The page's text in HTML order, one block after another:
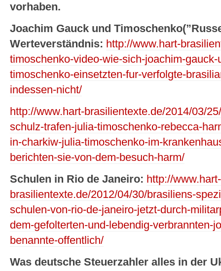
vorhaben.
Joachim Gauck und
Werteverständnis: http://www.hart-
timoschenko-video-wie-sich-joachim-
timoschenko-einsetzten-fur-verfolgte-
indessen-nicht/
http://www.hart-brasilientexte.de/2014/03/
schulz-trafen-julia-timoschenko-rebecca-
in-charkiw-julia-timoschenko-im-
berichten-sie-von-dem-besuch-harm/
Schulen in Rio de Janeiro: http://www.hart-
brasilientexte.de/2012/04/30/brasiliens-
schulen-von-rio-de-janeiro-jetzt-durch-
dem-gefolterten-und-lebendig-verbrannten-
benannte-offentlich/
Was deutsche Steuerzahler alles in der